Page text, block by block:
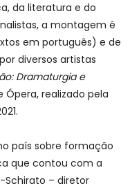
da literatura e do
a montagem é
em português) e de
diversos artistas
Dramaturgia e
realizado pela
país sobre formação
que contou com a
Schirato – diretor